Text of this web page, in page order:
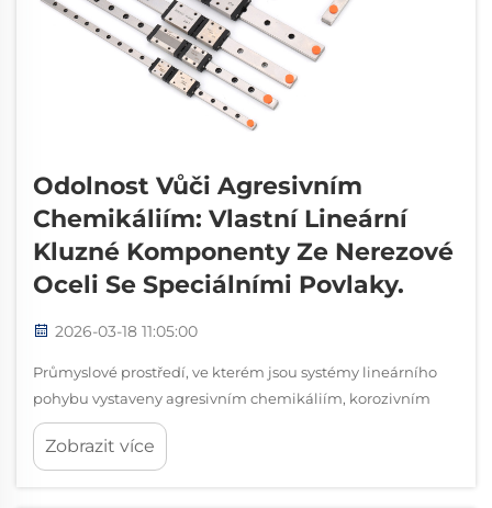
Odolnost Vůči Agresivním
Chemikáliím: Vlastní Lineární
Kluzné Komponenty Ze Nerezové
Oceli Se Speciálními Povlaky.
2026-03-18 11:05:00
Průmyslové prostředí, ve kterém jsou systémy lineárního
pohybu vystaveny agresivním chemikáliím, korozivním
látkám a extrémním hodnotám pH, vyžaduje
specializovaná řešení, která výrazně přesahují možnosti
Zobrazit více